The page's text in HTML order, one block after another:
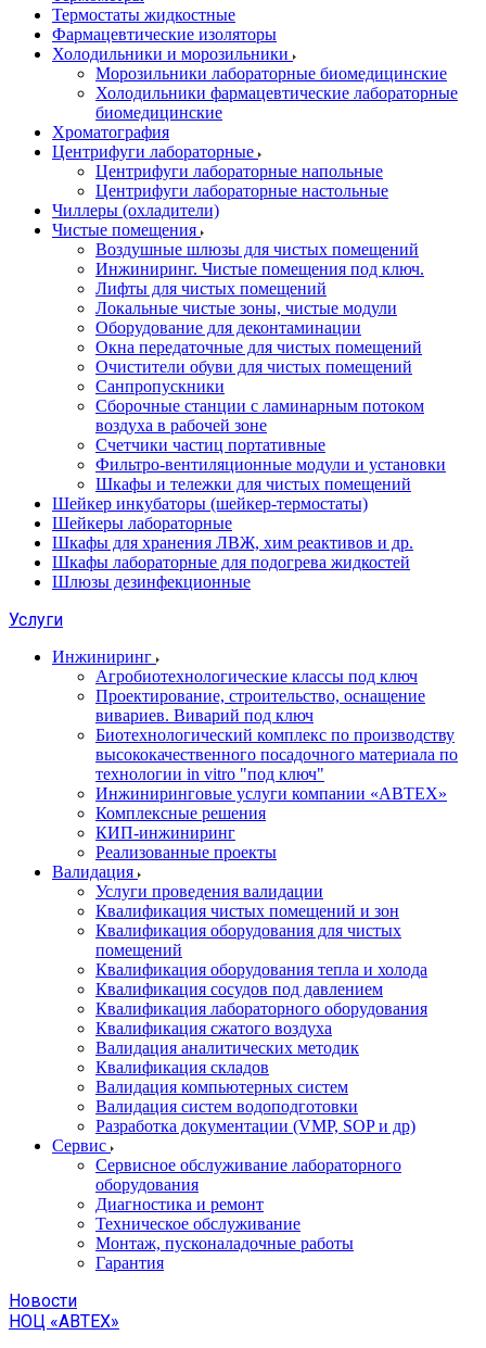
Термостаты жидкостные
Фармацевтические изоляторы
Холодильники и морозильники
Морозильники лабораторные биомедицинские
Холодильники фармацевтические лабораторные
биомедицинские
Хроматография
Центрифуги лабораторные
Центрифуги лабораторные напольные
Центрифуги лабораторные настольные
Чиллеры (охладители)
Чистые помещения
Воздушные шлюзы для чистых помещений
Инжиниринг. Чистые помещения под ключ.
Лифты для чистых помещений
Локальные чистые зоны, чистые модули
Оборудование для деконтаминации
Окна передаточные для чистых помещений
Очистители обуви для чистых помещений
Санпропускники
Сборочные станции с ламинарным потоком
воздуха в рабочей зоне
Счетчики частиц портативные
Фильтро-вентиляционные модули и установки
Шкафы и тележки для чистых помещений
Шейкер инкубаторы (шейкер-термостаты)
Шейкеры лабораторные
Шкафы для хранения ЛВЖ, хим реактивов и др.
Шкафы лабораторные для подогрева жидкостей
Шлюзы дезинфекционные
Услуги
Инжиниринг
Агробиотехнологические классы под ключ
Проектирование, строительство, оснащение
вивариев. Виварий под ключ
Биотехнологический комплекс по производству
высококачественного посадочного материала по
технологии in vitro "под ключ"
Инжиниринговые услуги компании «АВТЕХ»
Комплексные решения
КИП-инжиниринг
Реализованные проекты
Валидация
Услуги проведения валидации
Квалификация чистых помещений и зон
Квалификация оборудования для чистых
помещений
Квалификация оборудования тепла и холода
Квалификация сосудов под давлением
Квалификация лабораторного оборудования
Квалификация сжатого воздуха
Валидация аналитических методик
Квалификация складов
Валидация компьютерных систем
Валидация систем водоподготовки
Разработка документации (VMP, SOP и др)
Cервис
Сервисное обслуживание лабораторного
оборудования
Диагностика и ремонт
Техническое обслуживание
Монтаж, пусконаладочные работы
Гарантия
Новости
НОЦ «АВТЕХ»